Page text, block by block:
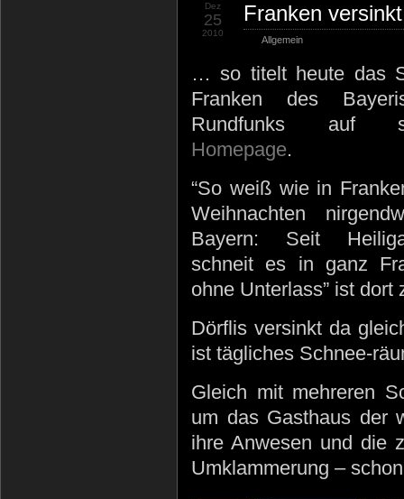
Franken
Allgemein
Dez
25
2010
… so titelt heute das
Franken des
Rundfunks auf
Homepage.
“So weiß wie in
Weihnachten
Bayern: Seit
schneit es in ganz
ohne Unterlass” ist dort
Dörflis versinkt da
ist tägliches Schnee-
Gleich mit mehreren
um das Gasthaus der
ihre Anwesen und die
Umklammerung –